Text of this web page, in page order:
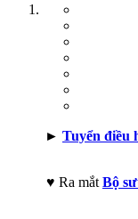
► Tuyển điều
♥ Ra mắt Bộ